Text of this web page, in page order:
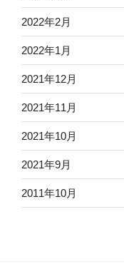
2022年2月
2022年1月
2021年12月
2021年11月
2021年10月
2021年9月
2011年10月